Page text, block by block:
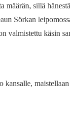
määrän, sillä
Sörkan
valmistettu käsin
maistellaan